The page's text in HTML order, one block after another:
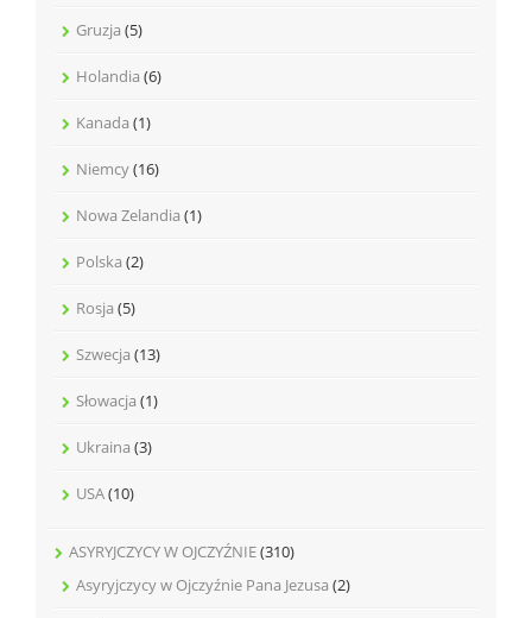
Gruzja (5)
Holandia (6)
Kanada (1)
Niemcy(16)
Nowa Zelandia (1)
Polska (2)
Rosja (5)
Szwecja (13)
Słowacja (1)
Ukraina (3)
USA(10)
ASYRYJCZYCY W OJCZYŹNIE(310)
Asyryjczycy w Ojczyźnie Pana Jezusa (2)